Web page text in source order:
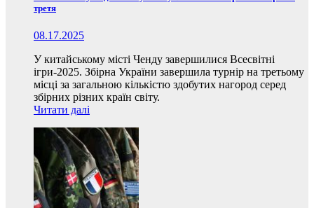
третя
08.17.2025
У китайському місті Ченду завершилися Всесвітні
ігри-2025. Збірна України завершила турнір на третьому
місці за загальною кількістю здобутих нагород серед
збірних різних країн світу.
Читати далі